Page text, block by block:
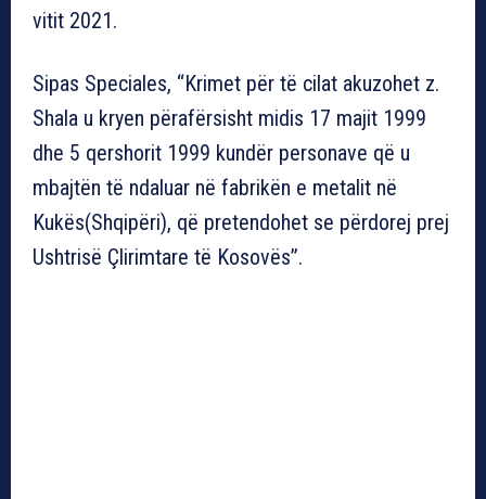
vitit 2021.
Sipas Speciales, “Krimet për të cilat akuzohet z.
Shala u kryen përafërsisht midis 17 majit 1999
dhe 5 qershorit 1999 kundër personave që u
mbajtën të ndaluar në fabrikën e metalit në
Kukës(Shqipëri), që pretendohet se përdorej prej
Ushtrisë Çlirimtare të Kosovës”.